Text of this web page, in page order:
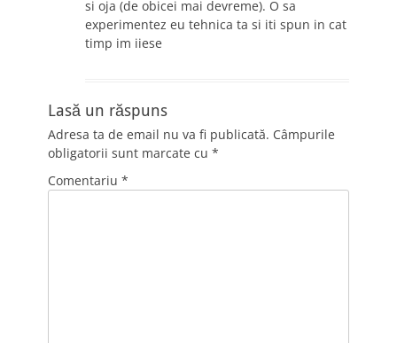
si oja (de obicei mai devreme). O sa
experimentez eu tehnica ta si iti spun in cat
timp im iiese
Lasă un răspuns
Adresa ta de email nu va fi publicată. Câmpurile
obligatorii sunt marcate cu *
Comentariu *